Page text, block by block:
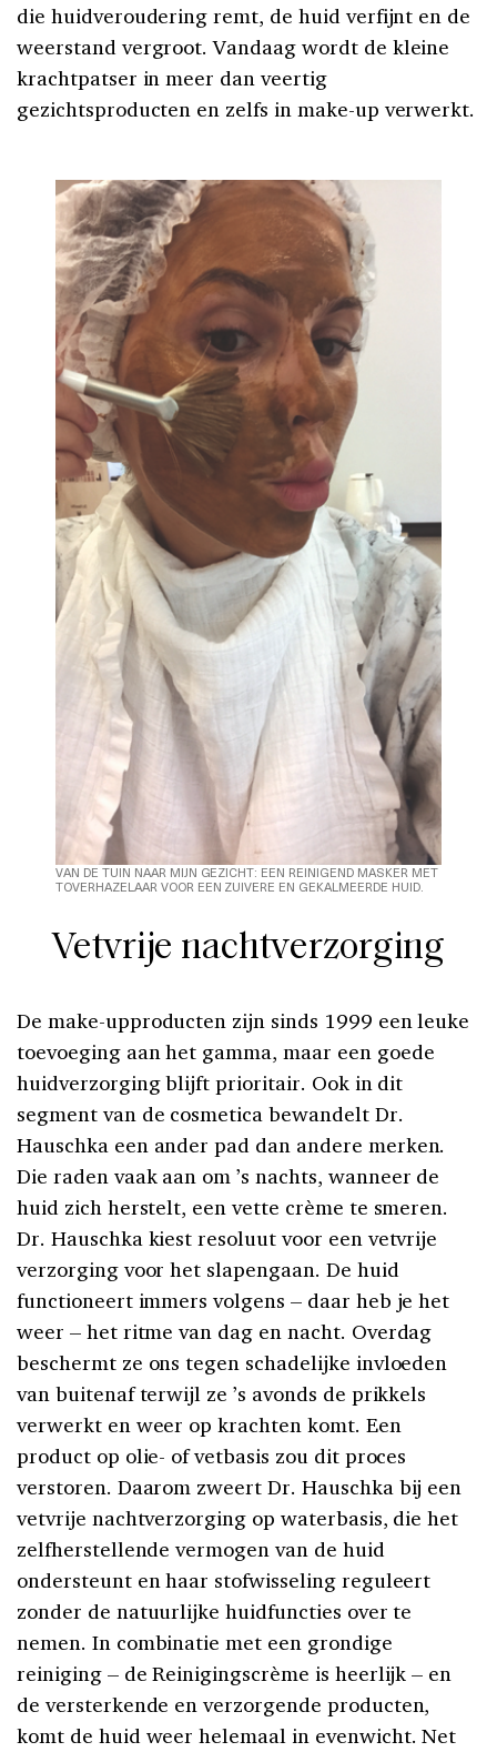
die huidveroudering remt, de huid verfijnt en de
weerstand vergroot. Vandaag wordt de kleine
krachtpatser in meer dan veertig
gezichtsproducten en zelfs in make-up verwerkt.
VAN DE TUIN NAAR MIJN GEZICHT: EEN REINIGEND MASKER MET
TOVERHAZELAAR VOOR EEN ZUIVERE EN GEKALMEERDE HUID.
Vetvrije nachtverzorging
De make-upproducten zijn sinds 1999 een leuke
toevoeging aan het gamma, maar een goede
huidverzorging blijft prioritair. Ook in dit
segment van de cosmetica bewandelt Dr.
Hauschka een ander pad dan andere merken.
Die raden vaak aan om ’s nachts, wanneer de
huid zich herstelt, een vette crème te smeren.
Dr. Hauschka kiest resoluut voor een vetvrije
verzorging voor het slapengaan. De huid
functioneert immers volgens – daar heb je het
weer – het ritme van dag en nacht. Overdag
beschermt ze ons tegen schadelijke invloeden
van buitenaf terwijl ze ’s avonds de prikkels
verwerkt en weer op krachten komt. Een
product op olie- of vetbasis zou dit proces
verstoren. Daarom zweert Dr. Hauschka bij een
vetvrije nachtverzorging op waterbasis, die het
zelfherstellende vermogen van de huid
ondersteunt en haar stofwisseling reguleert
zonder de natuurlijke huidfuncties over te
nemen. In combinatie met een grondige
reiniging – de Reinigingscrème is heerlijk – en
de versterkende en verzorgende producten,
komt de huid weer helemaal in evenwicht. Net